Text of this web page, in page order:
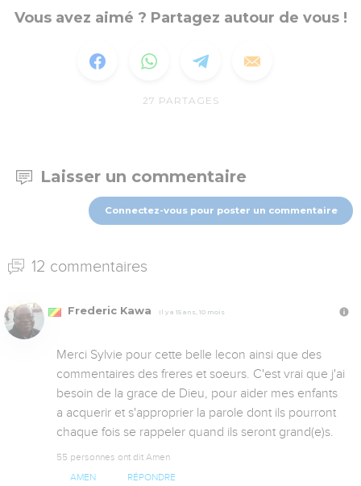
Vous avez aimé ? Partagez autour de vous !
27 PARTAGES
Laisser un commentaire
Connectez-vous pour poster un commentaire
12 commentaires
Frederic Kawa Il y a 15 ans, 10 mois
Merci Sylvie pour cette belle lecon ainsi que des
commentaires des freres et soeurs. C'est vrai que j'ai
besoin de la grace de Dieu, pour aider mes enfants
a acquerir et s'approprier la parole dont ils pourront
chaque fois se rappeler quand ils seront grand(e)s.
55 personnes ont dit Amen
AMEN RÉPONDRE